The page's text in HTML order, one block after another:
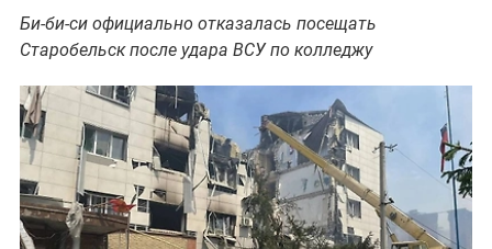
Би-би-си официально отказалась посещать
Старобельск после удара ВСУ по колледжу